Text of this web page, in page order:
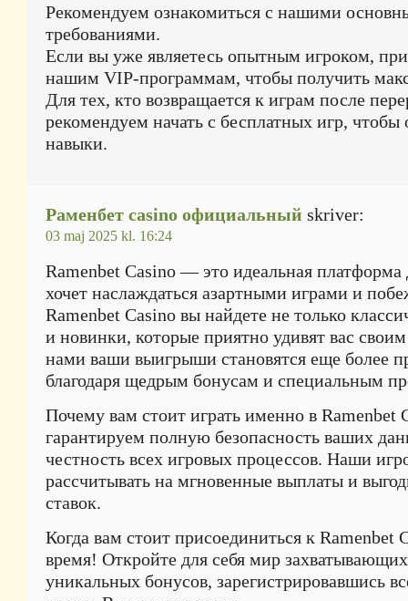
Рекомендуем ознакомиться с нашими
требованиями.
Если вы уже являетесь опытным игроком,
нашим VIP-программам, чтобы получить
Для тех, кто возвращается к играм после
рекомендуем начать с бесплатных игр, чтобы
навыки.
Раменбет casino официальный skriver:
03 maj 2025 kl. 16:24
Ramenbet Casino — это идеальная платформа
хочет наслаждаться азартными играми и
Ramenbet Casino вы найдете не только
и новинки, которые приятно удивят вас
нами ваши выигрыши становятся еще более
благодаря щедрым бонусам и специальным
Почему вам стоит играть именно в
гарантируем полную безопасность ваших
честность всех игровых процессов. Наши
рассчитывать на мгновенные выплаты и
ставок.
Когда вам стоит присоединиться к Ramenbet
время! Откройте для себя мир
уникальных бонусов, зарегистрировавшись